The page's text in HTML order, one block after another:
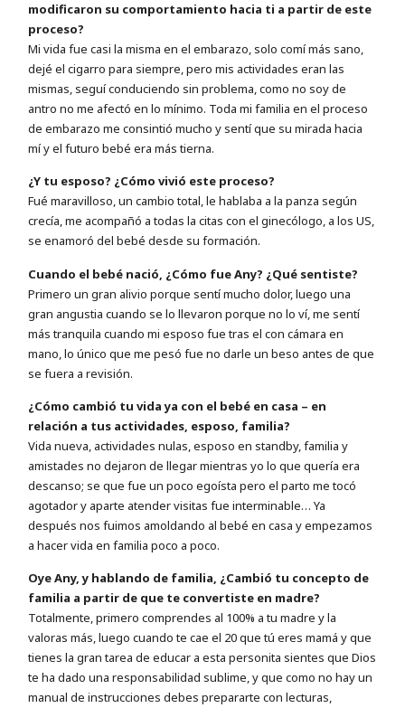
modificaron su comportamiento hacia ti a partir de este
proceso?
Mi vida fue casi la misma en el embarazo, solo comí más sano,
dejé el cigarro para siempre, pero mis actividades eran las
mismas, seguí conduciendo sin problema, como no soy de
antro no me afectó en lo mínimo. Toda mi familia en el proceso
de embarazo me consintió mucho y sentí que su mirada hacia
mí y el futuro bebé era más tierna.
¿Y tu esposo? ¿Cómo vivió este proceso?
Fué maravilloso, un cambio total, le hablaba a la panza según
crecía, me acompañó a todas la citas con el ginecólogo, a los US,
se enamoró del bebé desde su formación.
Cuando el bebé nació, ¿Cómo fue Any? ¿Qué sentiste?
Primero un gran alivio porque sentí mucho dolor, luego una
gran angustia cuando se lo llevaron porque no lo ví, me sentí
más tranquila cuando mi esposo fue tras el con cámara en
mano, lo único que me pesó fue no darle un beso antes de que
se fuera a revisión.
¿Cómo cambió tu vida ya con el bebé en casa – en
relación a tus actividades, esposo, familia?
Vida nueva, actividades nulas, esposo en standby, familia y
amistades no dejaron de llegar mientras yo lo que quería era
descanso; se que fue un poco egoísta pero el parto me tocó
agotador y aparte atender visitas fue interminable… Ya
después nos fuimos amoldando al bebé en casa y empezamos
a hacer vida en familia poco a poco.
Oye Any, y hablando de familia, ¿Cambió tu concepto de
familia a partir de que te convertiste en madre?
Totalmente, primero comprendes al 100% a tu madre y la
valoras más, luego cuando te cae el 20 que tú eres mamá y que
tienes la gran tarea de educar a esta personita sientes que Dios
te ha dado una responsabilidad sublime, y que como no hay un
manual de instrucciones debes prepararte con lecturas,